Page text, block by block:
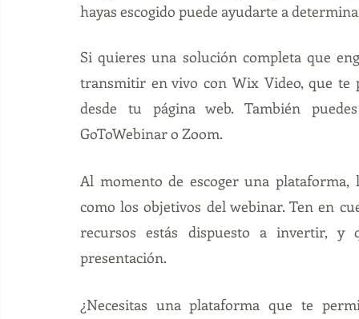
hayas escogido puede ayudarte a
Si quieres una solución completa que
transmitir en vivo con Wix Video, que te
desde tu página web. También
GoToWebinar o Zoom.
Al momento de escoger una plataforma,
como los objetivos del webinar. Ten en
recursos estás dispuesto a invertir, y
presentación.
¿Necesitas una plataforma que te